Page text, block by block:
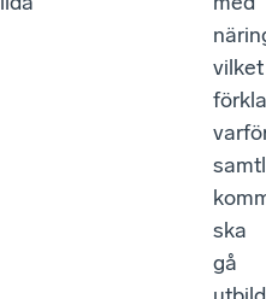
vilket
ska
gå